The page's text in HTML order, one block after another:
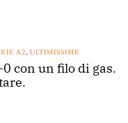
A2, ULTIMISSIME
con un filo di gas.